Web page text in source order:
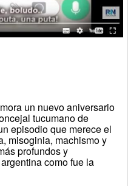
un nuevo aniversario
tucumano de
episodio que merece el
misoginia, machismo y
profundos y
como fue la